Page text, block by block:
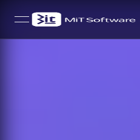
open navigation menu